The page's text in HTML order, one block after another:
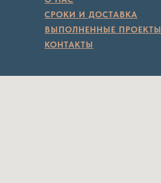
СРОКИ И ДОСТАВКА
ВЫПОЛНЕННЫЕ ПРОЕКТЫ
КОНТАКТЫ